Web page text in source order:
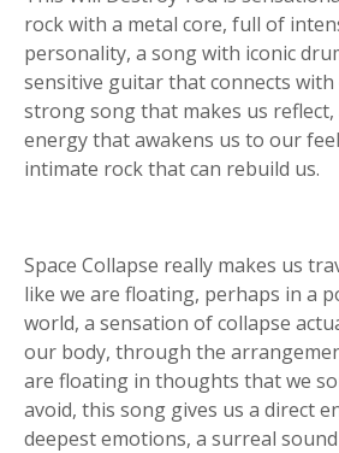
rock with a metal core, full of
personality, a song with iconic
sensitive guitar that connects
strong song that makes us
energy that awakens us to our
intimate rock that can rebuild us.
Space Collapse really makes us
like we are floating, perhaps in a
world, a sensation of collapse
our body, through the
are floating in thoughts that we
avoid, this song gives us a direct
deepest emotions, a surreal